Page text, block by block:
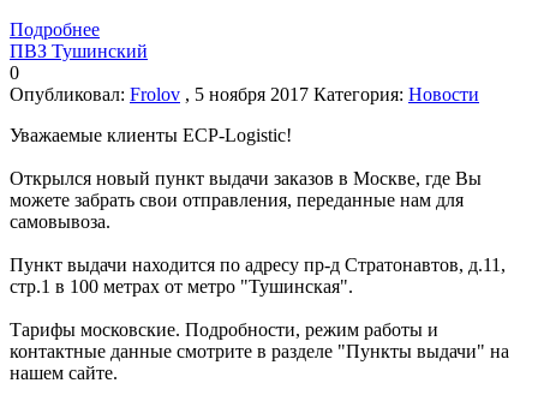
Подробнее
ПВЗ Тушинский
0
Опубликовал: Frolov , 5 ноября 2017 Категория: Новости
Уважаемые клиенты ECP-Logistic!
Открылся новый пункт выдачи заказов в Москве, где Вы
можете забрать свои отправления, переданные нам для
самовывоза.
Пункт выдачи находится по адресу пр-д Стратонавтов, д.11,
стр.1 в 100 метрах от метро "Тушинская".
Тарифы московские. Подробности, режим работы и
контактные данные смотрите в разделе "Пункты выдачи" на
нашем сайте.